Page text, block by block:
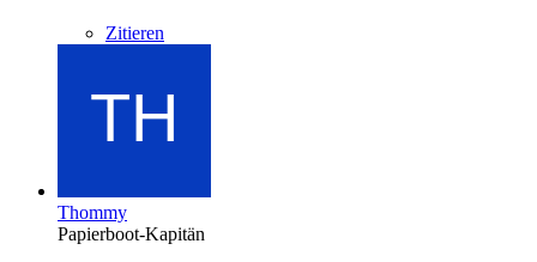
Zitieren
Thommy
Papierboot-Kapitän